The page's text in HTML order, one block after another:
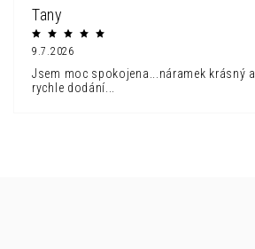
Tany
9.7.2026
Jsem moc spokojena...náramek krásný a
rychle dodání...